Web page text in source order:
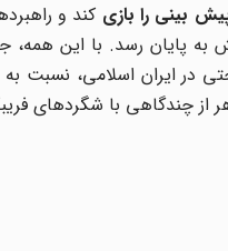
بینی را بازی کند و
به پایان رسد. با این
در ایران اسلامی، نسبت
چندگاهی با شگردهای